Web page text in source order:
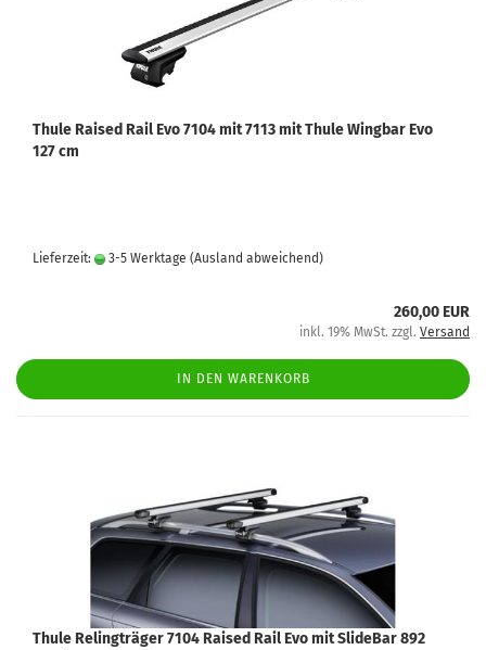
Thule Raised Rail Evo 7104 mit 7113 mit Thule Wingbar Evo
127 cm
Lieferzeit: 3-5 Werktage (Ausland abweichend)
260,00 EUR
inkl. 19% MwSt. zzgl. Versand
IN DEN WARENKORB
Thule Relingträger 7104 Raised Rail Evo mit SlideBar 892